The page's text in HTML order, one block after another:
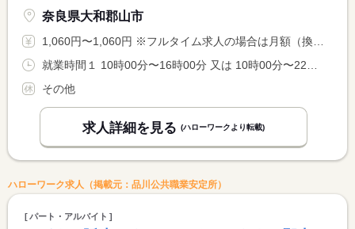
奈良県大和郡山市
1,060円〜1,060円 ※フルタイム求人の場合は月額（換算額）、パート求人の場合は時間額を表示しています。
就業時間１ 10時00分〜16時00分 又は 10時00分〜22時00分の時間の間の6時間程度 就業時間に関する特記事項 １０：００〜２２：００の間で相談可 <BR> （１）は例示です
その他
求人詳細を見る (ハローワークより転載)
ハローワーク求人（掲載元：品川公共職業安定所）
パート・アルバイト